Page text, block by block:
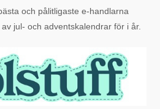
och pålitligaste e-handlarna
jul- och adventskalendrar för i år.